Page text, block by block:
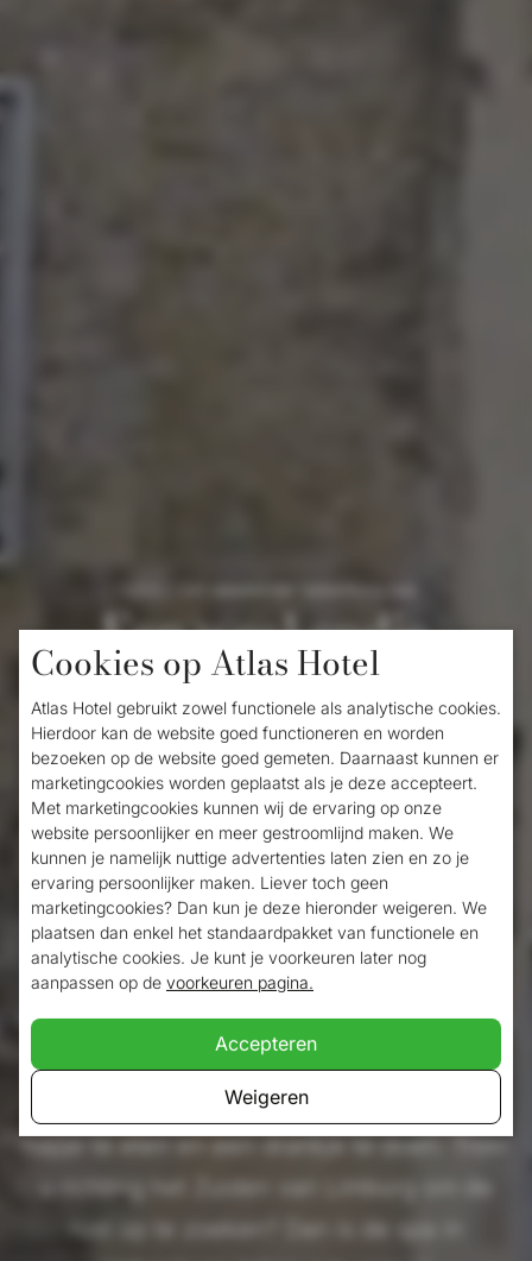
Een weekendje
Valkenburg spa
De stad Valkenburg is een diverse
bestemming waar genoeg te doen is.
Overdag is de stad perfect voor het
bezoeken van bezienswaardigheden of
verschillende pretparken voor de kleinste.
Daarbij zijn de beste shopsteden zoals
Maastricht, de outlet van Roermond of Aken
te vinden in de
omgeving
. In de avond is
Valkenburg de gezelligste plek om een
hapje te eten en een drankje te doen. Trekt
u richting het Zuiden van Limburg om de
rust op te zoeken? Dan is de spa in
Cookies op Atlas Hotel
Atlas Hotel gebruikt zowel functionele als analytische cookies.
Hierdoor kan de website goed functioneren en worden
bezoeken op de website goed gemeten. Daarnaast kunnen er
marketingcookies worden geplaatst als je deze accepteert.
Met marketingcookies kunnen wij de ervaring op onze
website persoonlijker en meer gestroomlijnd maken. We
kunnen je namelijk nuttige advertenties laten zien en zo je
ervaring persoonlijker maken. Liever toch geen
marketingcookies? Dan kun je deze hieronder weigeren. We
plaatsen dan enkel het standaardpakket van functionele en
analytische cookies. Je kunt je voorkeuren later nog
aanpassen op de voorkeuren pagina.
Accepteren
Weigeren